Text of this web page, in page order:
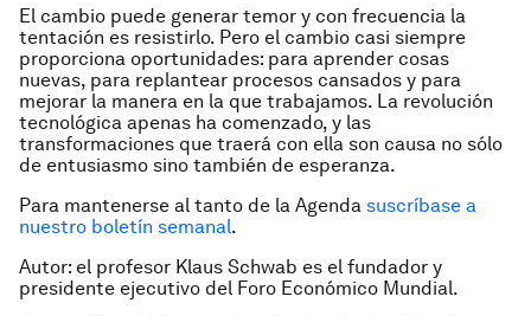
El cambio puede generar temor y con frecuencia la
tentación es resistirlo. Pero el cambio casi siempre
proporciona oportunidades: para aprender cosas
nuevas, para replantear procesos cansados y para
mejorar la manera en la que trabajamos. La revolución
tecnológica apenas ha comenzado, y las
transformaciones que traerá con ella son causa no sólo
de entusiasmo sino también de esperanza.
Para mantenerse al tanto de la Agenda suscríbase a
nuestro boletín semanal.
Autor: el profesor Klaus Schwab es el fundador y
presidente ejecutivo del Foro Económico Mundial.